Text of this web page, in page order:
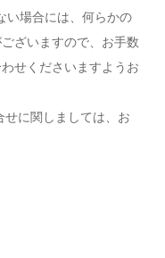
い場合には、何らかの
ざいますので、お手数
せくださいますようお
に関しましては、お